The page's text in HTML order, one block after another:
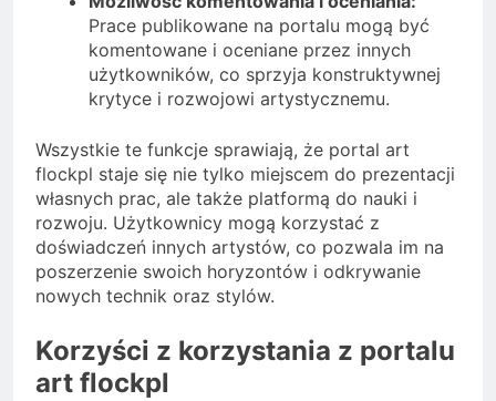
Prace publikowane na portalu mogą być
komentowane i oceniane przez innych
użytkowników, co sprzyja konstruktywnej
krytyce i rozwojowi artystycznemu.
Wszystkie te funkcje sprawiają, że portal art
flockpl staje się nie tylko miejscem do prezentacji
własnych prac, ale także platformą do nauki i
rozwoju. Użytkownicy mogą korzystać z
doświadczeń innych artystów, co pozwala im na
poszerzenie swoich horyzontów i odkrywanie
nowych technik oraz stylów.
Korzyści z korzystania z portalu
art flockpl